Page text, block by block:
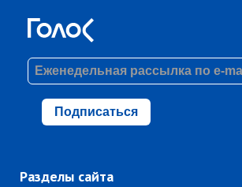
Подписаться
Разделы сайта